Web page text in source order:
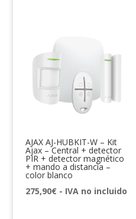
AJAX AJ-HUBKIT-W – Kit
Ajax – Central + detector
PIR + detector magnético
+ mando a distancia –
color blanco
275,90€ - IVA no incluido